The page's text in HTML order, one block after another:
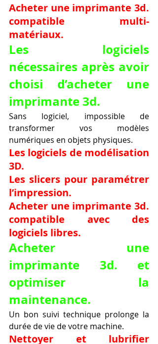
Acheter une imprimante 3d.
compatible multi-
matériaux.
Les logiciels
nécessaires après avoir
choisi d’acheter une
imprimante 3d.
Sans logiciel, impossible de
transformer vos modèles
numériques en objets physiques.
Les logiciels de modélisation
3D.
Les slicers pour paramétrer
l’impression.
Acheter une imprimante 3d.
compatible avec des
logiciels libres.
Acheter une
imprimante 3d. et
optimiser la
maintenance.
Un bon suivi technique prolonge la
durée de vie de votre machine.
Nettoyer et lubrifier